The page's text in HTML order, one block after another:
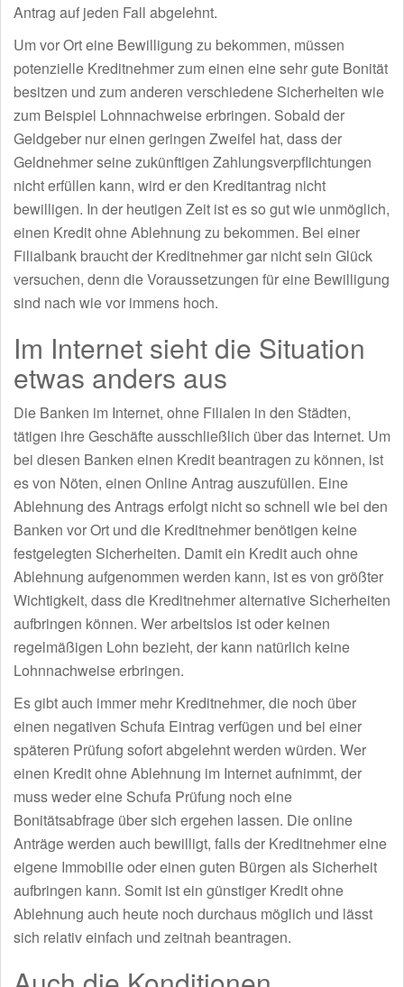
Antrag auf jeden Fall abgelehnt.
Um vor Ort eine Bewilligung zu bekommen, müssen
potenzielle Kreditnehmer zum einen eine sehr gute Bonität
besitzen und zum anderen verschiedene Sicherheiten wie
zum Beispiel Lohnnachweise erbringen. Sobald der
Geldgeber nur einen geringen Zweifel hat, dass der
Geldnehmer seine zukünftigen Zahlungsverpflichtungen
nicht erfüllen kann, wird er den Kreditantrag nicht
bewilligen. In der heutigen Zeit ist es so gut wie unmöglich,
einen Kredit ohne Ablehnung zu bekommen. Bei einer
Filialbank braucht der Kreditnehmer gar nicht sein Glück
versuchen, denn die Voraussetzungen für eine Bewilligung
sind nach wie vor immens hoch.
Im Internet sieht die Situation
etwas anders aus
Die Banken im Internet, ohne Filialen in den Städten,
tätigen ihre Geschäfte ausschließlich über das Internet. Um
bei diesen Banken einen Kredit beantragen zu können, ist
es von Nöten, einen Online Antrag auszufüllen. Eine
Ablehnung des Antrags erfolgt nicht so schnell wie bei den
Banken vor Ort und die Kreditnehmer benötigen keine
festgelegten Sicherheiten. Damit ein Kredit auch ohne
Ablehnung aufgenommen werden kann, ist es von größter
Wichtigkeit, dass die Kreditnehmer alternative Sicherheiten
aufbringen können. Wer arbeitslos ist oder keinen
regelmäßigen Lohn bezieht, der kann natürlich keine
Lohnnachweise erbringen.
Es gibt auch immer mehr Kreditnehmer, die noch über
einen negativen Schufa Eintrag verfügen und bei einer
späteren Prüfung sofort abgelehnt werden würden. Wer
einen Kredit ohne Ablehnung im Internet aufnimmt, der
muss weder eine Schufa Prüfung noch eine
Bonitätsabfrage über sich ergehen lassen. Die online
Anträge werden auch bewilligt, falls der Kreditnehmer eine
eigene Immobilie oder einen guten Bürgen als Sicherheit
aufbringen kann. Somit ist ein günstiger Kredit ohne
Ablehnung auch heute noch durchaus möglich und lässt
sich relativ einfach und zeitnah beantragen.